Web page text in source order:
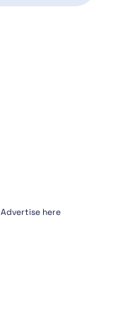
Advertise here